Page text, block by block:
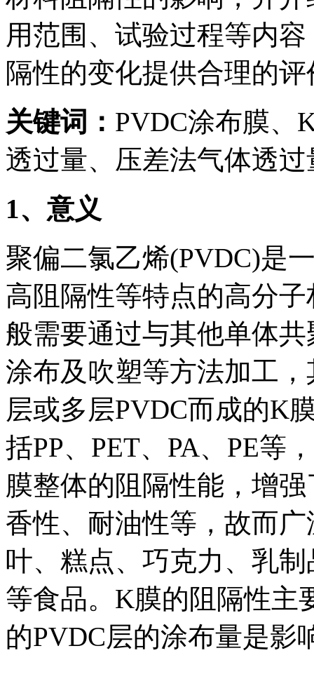
用范围、试验过程等内
隔性的变化提供合理的
关键词： PVDC涂布膜、
透过量、压差法气体透
1、意义
聚偏二氯乙烯(PVDC)是
高阻隔性等特点的高分
般需要通过与其他单体
涂布及吹塑等方法加工
层或多层PVDC而成的K
括PP、PET、PA、PE等
膜整体的阻隔性能，增
香性、耐油性等，故而
叶、糕点、巧克力、乳
等食品。K膜的阻隔性主
的PVDC层的涂布量是影